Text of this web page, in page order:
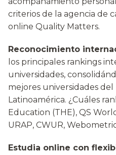
criterios de la agencia de
online Quality Matters.
Reconocimiento
los principales rankings
universidades,
mejores universidades del
Latinoamérica. ¿Cuáles
Education (THE), QS
URAP, CWUR,
Estudia online con